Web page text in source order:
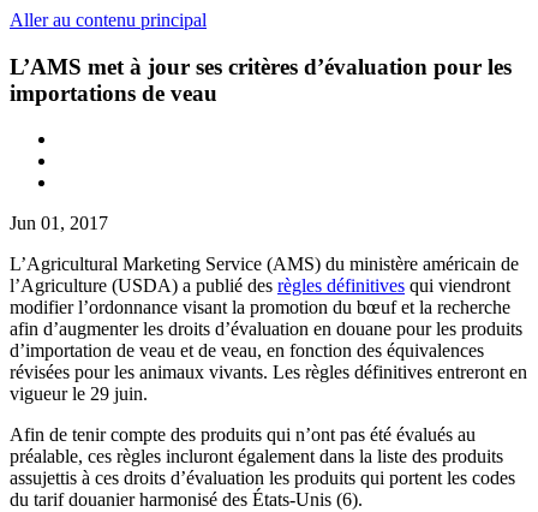
Aller au contenu principal
L’AMS met à jour ses critères d’évaluation pour les
importations de veau
Jun 01, 2017
L’Agricultural Marketing Service (AMS) du ministère américain de
l’Agriculture (USDA) a publié des règles définitives qui viendront
modifier l’ordonnance visant la promotion du bœuf et la recherche
afin d’augmenter les droits d’évaluation en douane pour les produits
d’importation de veau et de veau, en fonction des équivalences
révisées pour les animaux vivants. Les règles définitives entreront en
vigueur le 29 juin.
Afin de tenir compte des produits qui n’ont pas été évalués au
préalable, ces règles incluront également dans la liste des produits
assujettis à ces droits d’évaluation les produits qui portent les codes
du tarif douanier harmonisé des États-Unis (6).